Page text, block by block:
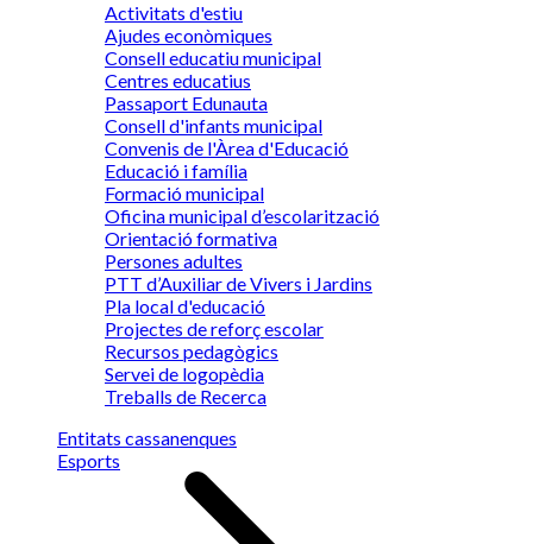
Activitats d'estiu
Ajudes econòmiques
Consell educatiu municipal
Centres educatius
Passaport Edunauta
Consell d'infants municipal
Convenis de l'Àrea d'Educació
Educació i família
Formació municipal
Oficina municipal d’escolarització
Orientació formativa
Persones adultes
PTT d’Auxiliar de Vivers i Jardins
Pla local d'educació
Projectes de reforç escolar
Recursos pedagògics
Servei de logopèdia
Treballs de Recerca
Entitats cassanenques
Esports